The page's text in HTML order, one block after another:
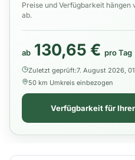
Preise und Verfügbarkeit
ab.
ab 130,65 € pro Tag
Zuletzt geprüft:7. August 2026,
50 km Umkreis einbezogen
Verfügbarkeit für